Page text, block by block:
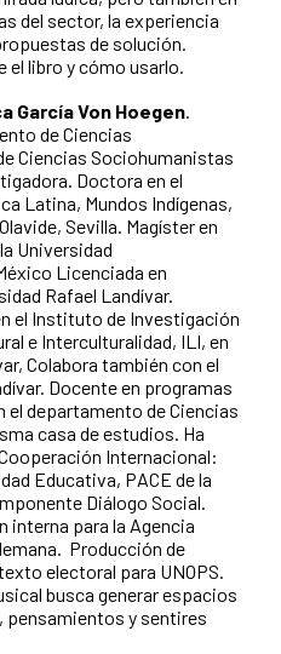
del sector, la experiencia
de solución.
el libro y cómo usarlo.
García Von Hoegen.
de Ciencias
Ciencias Sociohumanistas
Doctora en el
Latina, Mundos Indígenas,
Sevilla. Magíster en
Universidad
Licenciada en
Rafael Landívar.
el Instituto de Investigación
e Interculturalidad, ILI, en
Colabora también con el
Docente en programas
el departamento de Ciencias
casa de estudios. Ha
Internacional:
Educativa, PACE de la
Diálogo Social.
interna para la Agencia
Producción de
electoral para UNOPS.
busca generar espacios
pensamientos y sentires